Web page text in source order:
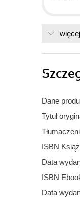
Dane
Tytuł
ISBN
Data
ISBN
Data